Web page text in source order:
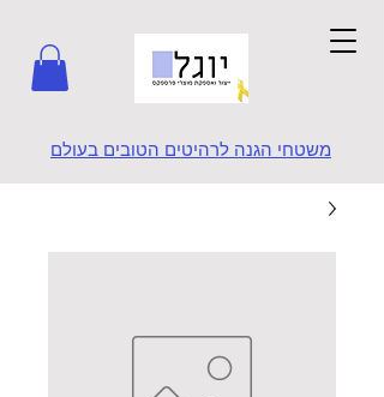
משטחי הגנה לרהיטים הטובים בעולם